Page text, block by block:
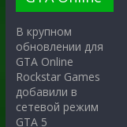
В крупном
обновлении для
GTA Online
Rockstar Games
добавили в
сетевой режим
GTA 5